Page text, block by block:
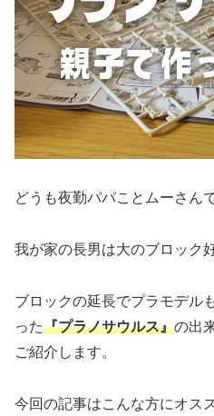
どうも夜勤パパことムーさんで
我が家の長男は大のブロック好
ブロックの延長でプラモデル
った『プラノサウルス』の出
ご紹介します。
今回の記事はこんな方にオス